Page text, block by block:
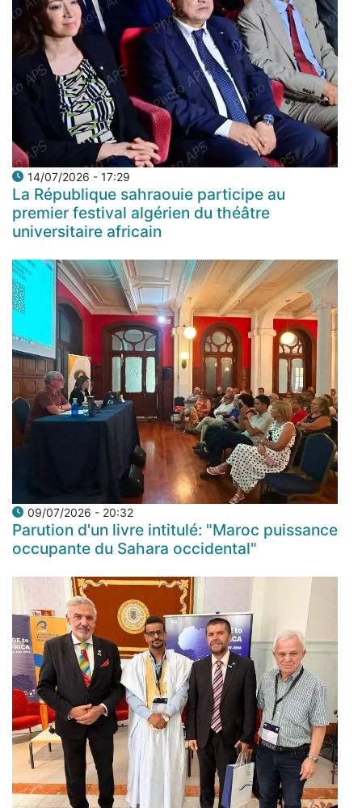
14/07/2026 - 17:29
La République sahraouie participe au
premier festival algérien du théâtre
universitaire africain
09/07/2026 - 20:32
Parution d'un livre intitulé: "Maroc puissance
occupante du Sahara occidental"